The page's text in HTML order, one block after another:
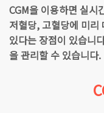
CGM을 이용하면 실시
저혈당, 고혈당에 미리
있다는 장점이 있습니
을 관리할 수 있습니다.